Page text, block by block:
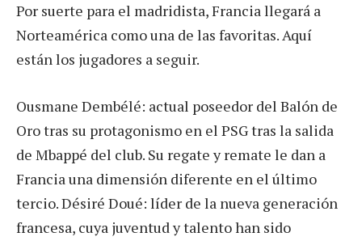
Por suerte para el madridista, Francia llegará a
Norteamérica como una de las favoritas. Aquí
están los jugadores a seguir.
Ousmane Dembélé: actual poseedor del Balón de
Oro tras su protagonismo en el PSG tras la salida
de Mbappé del club. Su regate y remate le dan a
Francia una dimensión diferente en el último
tercio. Désiré Doué: líder de la nueva generación
francesa, cuya juventud y talento han sido